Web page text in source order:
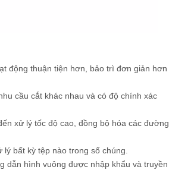
động thuận tiện hơn, bảo trì đơn giản hơn
cầu cắt khác nhau và có độ chính xác
xử lý tốc độ cao, đồng bộ hóa các đường
bất kỳ tệp nào trong số chúng.
dẫn hình vuông được nhập khẩu và truyền